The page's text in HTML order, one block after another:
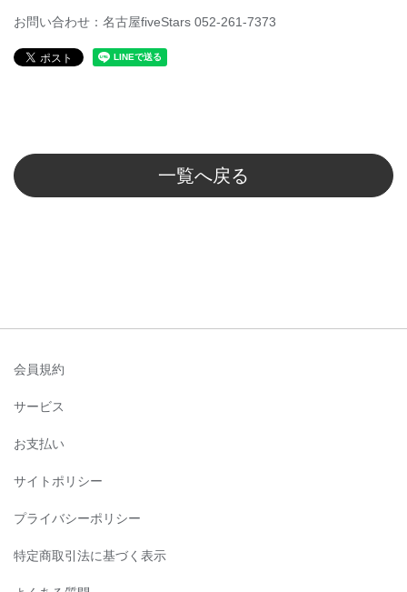
お問い合わせ：名古屋fiveStars 052-261-7373
一覧へ戻る
会員規約
サービス
お支払い
サイトポリシー
プライバシーポリシー
特定商取引法に基づく表示